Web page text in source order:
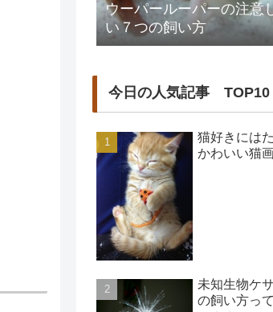
ウーパールーパーの注意
い７つの飼い方
今日の人気記事 TOP10
猫好きには
かわいい猫
未知生物ケ
の飼い方っ